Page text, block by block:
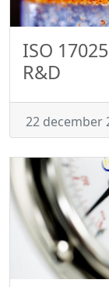
ISO
R&D
22 december